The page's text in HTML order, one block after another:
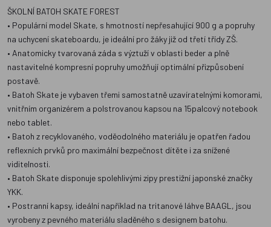
ŠKOLNÍ BATOH SKATE FOREST
• Populární model Skate, s hmotností nepřesahující 900 g a popruhy
na uchycení skateboardu, je ideální pro žáky již od třetí třídy ZŠ.
• Anatomicky tvarovaná záda s výztuží v oblasti beder a plně
nastavitelné kompresní popruhy umožňují optimální přizpůsobení
postavě.
• Batoh Skate je vybaven třemi samostatně uzavíratelnými komorami,
vnitřním organizérem a polstrovanou kapsou na 15palcový notebook
nebo tablet.
• Batoh z recyklovaného, voděodolného materiálu je opatřen řadou
reflexních prvků pro maximální bezpečnost dítěte i za snížené
viditelnosti.
• Batoh Skate disponuje spolehlivými zipy prestižní japonské značky
YKK.
• Postranní kapsy, ideální například na tritanové láhve BAAGL, jsou
vyrobeny z pevného materiálu sladěného s designem batohu.